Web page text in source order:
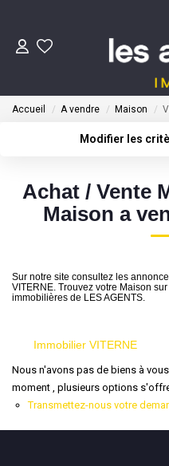
Accueil A vendre Maison
Modifier les
Sélectionnez...
Type de bien
Créer une alerte
Achat / Vente
Maison a
Sur notre site consultez les
VITERNE. Trouvez votre Maison
immobilières de LES AGENTS.
Immobilier VITERNE
Nous n'avons pas de biens à
moment , plusieurs options
Transmettez-nous votre